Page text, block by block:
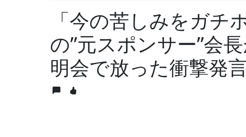
「今の苦しみをガチ
の”元スポンサー”会
明会で放った衝撃発